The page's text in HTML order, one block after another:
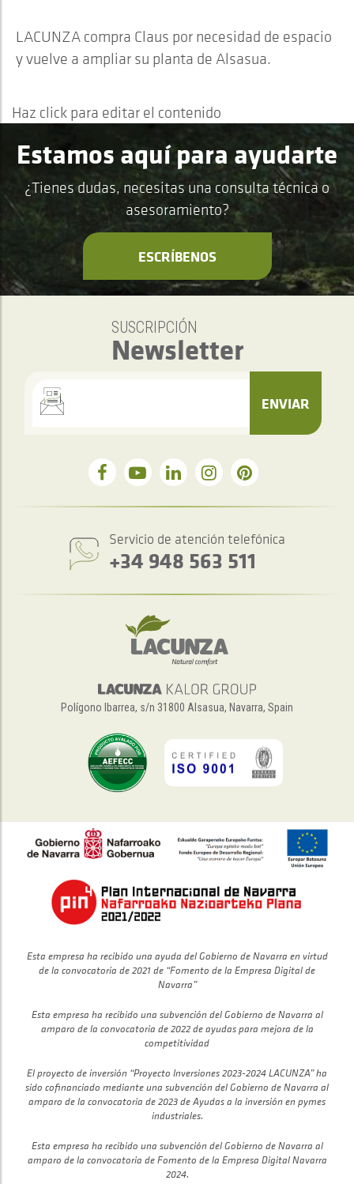
LACUNZA compra Claus por necesidad de espacio
y vuelve a ampliar su planta de Alsasua.
Haz click para editar el contenido
Estamos aquí para ayudarte
¿Tienes dudas, necesitas una consulta técnica o
asesoramiento?
ESCRÍBENOS
SUSCRIPCIÓN
Newsletter
ENVIAR
Servicio de atención telefónica
+34 948 563 511
Polígono Ibarrea, s/n 31800 Alsasua, Navarra, Spain
Esta empresa ha recibido una ayuda del Gobierno de Navarra en virtud
de la convocatoria de 2021 de “Fomento de la Empresa Digital de
Navarra”
Esta empresa ha recibido una subvención del Gobierno de Navarra al
amparo de la convocatoria de 2022 de ayudas para mejora de la
competitividad
El proyecto de inversión “Proyecto Inversiones 2023-2024 LACUNZA” ha
sido cofinanciado mediante una subvención del Gobierno de Navarra al
amparo de la convocatoria de 2023 de Ayudas a la inversión en pymes
industriales.
Esta empresa ha recibido una subvención del Gobierno de Navarra al
amparo de la convocatoria de Fomento de la Empresa Digital Navarra
2024.